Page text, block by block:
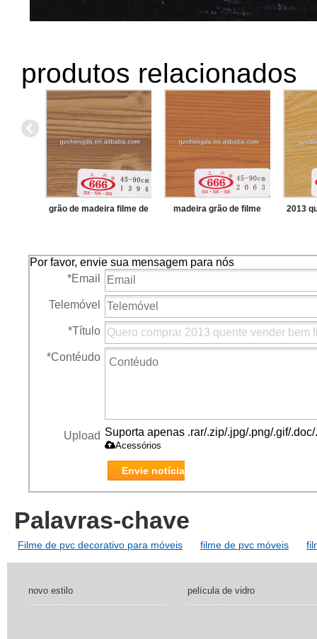
produtos relacionados
grão de madeira filme de madeira grão de filme 2013
Por favor, envie sua mensagem para nós
*Email
Telemóvel
*Título
*Contéudo
Upload Suporta apenas .rar/.zip/.jpg/.png/.gif/
Acessórios
Envie notícia
Palavras-chave
Filme de pvc decorativo para móveis filme de pvc móveis
novo estilo película de vidro